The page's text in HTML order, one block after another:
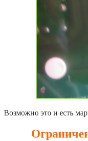
Возможно это и есть